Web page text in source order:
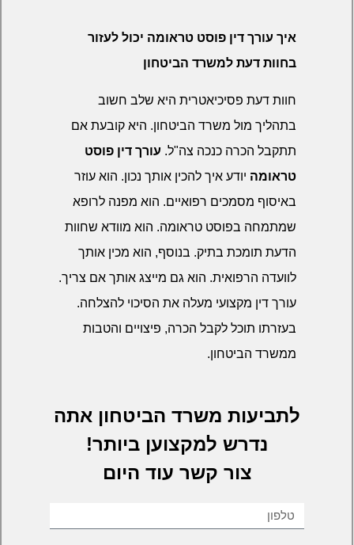
איך עורך דין פוסט טראומה יכול לעזור
בחוות דעת למשרד הביטחון
חוות דעת פסיכיאטרית היא שלב חשוב
בתהליך מול משרד הביטחון. היא קובעת אם
תתקבל הכרה כנכה צה"ל. עורך דין פוסט
טראומה יודע איך להכין אותך נכון. הוא עוזר
באיסוף מסמכים רפואיים. הוא מפנה לרופא
שמתמחה בפוסט טראומה. הוא מוודא שחוות
הדעת תומכת בתיק. בנוסף, הוא מכין אותך
לוועדה הרפואית. הוא גם מייצג אותך אם צריך.
עורך דין מקצועי מעלה את הסיכוי להצלחה.
בעזרתו תוכל לקבל הכרה, פיצויים והטבות
ממשרד הביטחון.
לתביעות משרד הביטחון אתה
נדרש למקצוען ביותר!
צור קשר עוד היום